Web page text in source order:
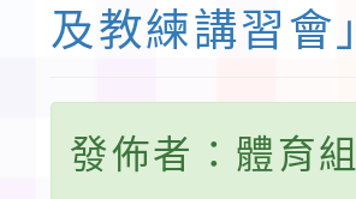
及教練講習會
發佈者：體育